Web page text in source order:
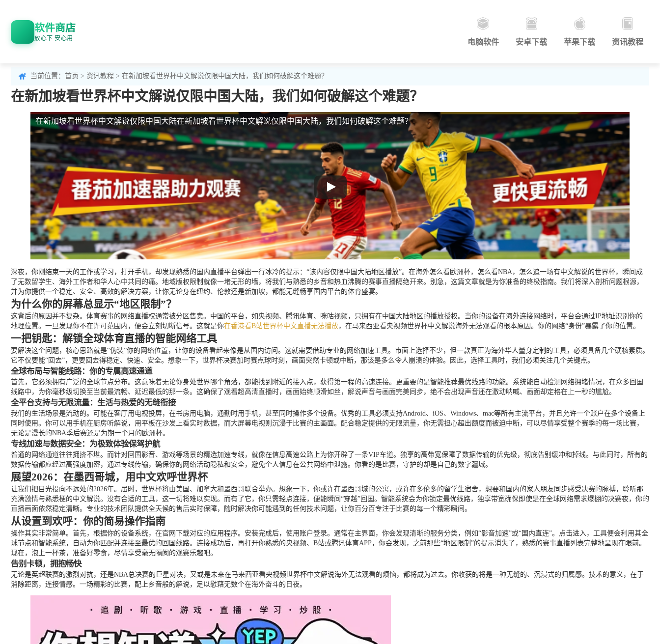
软件商店
放心下 安心用 电脑软件 安卓下载 苹果下载 资讯教程
当前位置： 首页 > 资讯教程 > 在新加坡看世界杯中文解说仅限中国大陆，我们如何破解这个难题？
在新加坡看世界杯中文解说仅限中国大陆，我们如何破解这个难题？
在新加坡看世界杯中文解说仅限中国大陆在新加坡看世界杯中文解说仅限中国大陆，我们如何破解这个难题？
深夜，你刚结束一天的工作或学习，打开手机，却发现熟悉的国内直播平台弹出一行冰冷的提示：“该内容仅限中国大陆地区播放”。在海外怎么看欧洲杯，怎么看NBA，怎么追一场有中文解说的世界杯，瞬间成
了无数留学生、海外工作者和华人心中共同的痛。地域版权限制就像一堵无形的墙，将我们与熟悉的乡音和热血沸腾的赛事直播隔绝开来。别急，这篇文章就是为你准备的终极指南。我们将深入剖析问题根源，
并为你提供一个稳定、安全、高效的解决方案，让你无论身在纽约、伦敦还是新加坡，都能无缝畅享国内平台的体育盛宴。
为什么你的屏幕总显示“地区限制”？
这背后的原因并不复杂。体育赛事的网络直播权通常被分区售卖。中国的平台，如央视频、腾讯体育、咪咕视频，只拥有在中国大陆地区的播放授权。当你的设备在海外连接网络时，平台会通过IP地址识别你的
地理位置。一旦发现你不在许可范围内，便会立刻切断信号。这就是你在香港看B站世界杯中文直播无法播放，在马来西亚看央视频世界杯中文解说海外无法观看的根本原因。你的网络“身份”暴露了你的位置。
一把钥匙：解锁全球体育直播的智能网络工具
要解决这个问题，核心思路就是“伪装”你的网络位置，让你的设备看起来像是从国内访问。这就需要借助专业的网络加速工具。市面上选择不少，但一款真正为海外华人量身定制的工具，必须具备几个硬核素质。
它不仅要能“回去”，更要回去得稳定、快速、安全。想象一下，世界杯决赛加时赛点球时刻，画面突然卡顿或中断，那该是多么令人崩溃的体验。因此，选择工具时，我们必须关注几个关键点。
全球布局与智能线路：你的专属高速通道
首先，它必须拥有广泛的全球节点分布。这意味着无论你身处世界哪个角落，都能找到附近的接入点，获得第一程的高速连接。更重要的是智能推荐最优线路的功能。系统能自动检测网络拥堵情况，在众多回国
线路中，为你毫秒级切换至当前最流畅、延迟最低的那一条。这确保了观看超高清直播时，画面始终顺滑如丝，解说声音与画面完美同步，绝不会出现声音还在激动呐喊、画面却定格在上一秒的尴尬。
全平台支持与无限流量：生活与热爱的无缝衔接
我们的生活场景是流动的。可能在客厅用电视投屏，在书房用电脑，通勤时用手机，甚至同时操作多个设备。优秀的工具必须支持Android、iOS、Windows、mac等所有主流平台，并且允许一个账户在多个设备上
同时使用。你可以用手机在厨房听解说，用平板在沙发上看实时数据，而大屏幕电视则沉浸于比赛的主画面。配合稳定提供的无限流量，你无需担心超出额度而被迫中断，可以尽情享受整个赛季的每一场比赛，
无论是漫长的NBA季后赛还是为期一个月的欧洲杯。
专线加速与数据安全：为极致体验保驾护航
普通的网络通道往往拥挤不堪。而针对回国影音、游戏等场景的精选加速专线，就像在信息高速公路上为你开辟了一条VIP车道。独享的高带宽保障了数据传输的优先级，彻底告别缓冲和掉线。与此同时，所有的
数据传输都应经过高强度加密，通过专线传输，确保你的网络活动隐私和安全，避免个人信息在公共网络中泄露。你看的是比赛，守护的却是自己的数字疆域。
展望2026：在墨西哥城，用中文欢呼世界杯
让我们把目光投向不远处的2026年。届时，世界杯将由美国、加拿大和墨西哥联合举办。想象一下，你或许在墨西哥城的公寓，或许在多伦多的留学生宿舍，想要和国内的家人朋友同步感受决赛的脉搏，聆听那
充满激情与熟悉梗的中文解说。没有合适的工具，这一切将难以实现。而有了它，你只需轻点连接，便能瞬间“穿越”回国。智能系统会为你锁定最优线路，独享带宽确保即使是在全球网络需求爆棚的决赛夜，你的
直播画面依然稳定清晰。专业的技术团队提供全天候的售后实时保障，随时解决你可能遇到的任何技术问题，让你百分百专注于比赛的每一个精彩瞬间。
从设置到欢呼：你的简易操作指南
操作其实非常简单。首先，根据你的设备系统，在官网下载对应的应用程序。安装完成后，使用账户登录。通常在主界面，你会发现清晰的服务分类，例如“影音加速”或“国内直连”。点击进入，工具便会利用其全
球节点和智能系统，自动为你匹配并连接至最优的回国线路。连接成功后，再打开你熟悉的央视频、B站或腾讯体育APP，你会发现，之前那些“地区限制”的提示消失了，熟悉的赛事直播列表完整地呈现在眼前。
现在，泡上一杯茶，准备好零食，尽情享受毫无隔阂的观赛乐趣吧。
告别卡顿，拥抱畅快
无论是英超联赛的激烈对抗，还是NBA总决赛的巨星对决，又或是未来在马来西亚看央视频世界杯中文解说海外无法观看的烦恼，都将成为过去。你收获的将是一种无缝的、沉浸式的归属感。技术的意义，在于
消除距离，连接情感。一场精彩的比赛，配上乡音般的解说，足以慰藉无数个在海外奋斗的日夜。